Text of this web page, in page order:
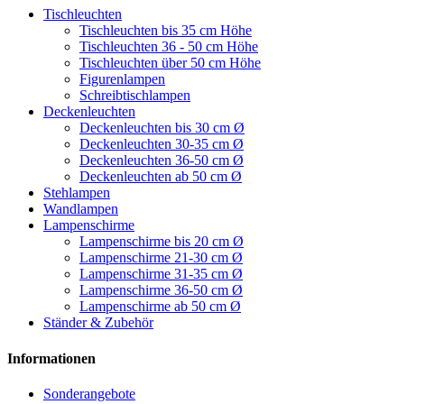
Tischleuchten
Tischleuchten bis 35 cm Höhe
Tischleuchten 36 - 50 cm Höhe
Tischleuchten über 50 cm Höhe
Figurenlampen
Schreibtischlampen
Deckenleuchten
Deckenleuchten bis 30 cm Ø
Deckenleuchten 30-35 cm Ø
Deckenleuchten 36-50 cm Ø
Deckenleuchten ab 50 cm Ø
Stehlampen
Wandlampen
Lampenschirme
Lampenschirme bis 20 cm Ø
Lampenschirme 21-30 cm Ø
Lampenschirme 31-35 cm Ø
Lampenschirme 36-50 cm Ø
Lampenschirme ab 50 cm Ø
Ständer & Zubehör
Informationen
Sonderangebote